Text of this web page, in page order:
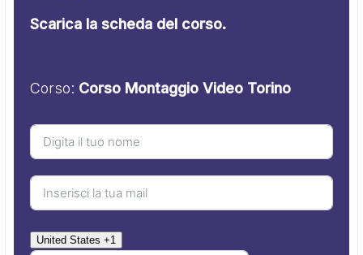
Scarica la scheda del corso.
Corso: Corso Montaggio Video Torino
United States +1